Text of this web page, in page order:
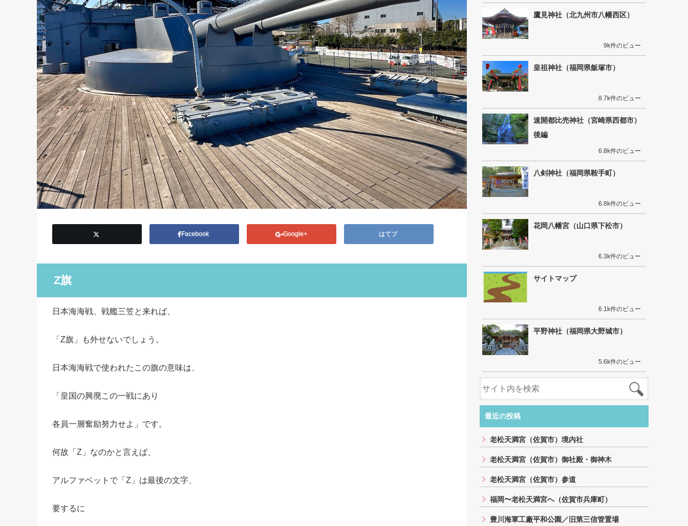
Facebook Google+ はてブ
Z旗
日本海海戦、戦艦三笠と来れば、
「Z旗」も外せないでしょう。
日本海海戦で使われたこの旗の意味は、
「皇国の興廃この一戦にあり
各員一層奮励努力せよ」です。
何故「Z」なのかと言えば、
アルファベットで「Z」は最後の文字、
要するに
鷹見神社（北九州市八幡西区）
9k件のビュー
皇祖神社（福岡県飯塚市）
8.7k件のビュー
速開都比売神社（宮崎県西都市）
後編
6.8k件のビュー
八剣神社（福岡県鞍手町）
6.8k件のビュー
花岡八幡宮（山口県下松市）
6.3k件のビュー
サイトマップ
6.1k件のビュー
平野神社（福岡県大野城市）
5.6k件のビュー
最近の投稿
老松天満宮（佐賀市）境内社
老松天満宮（佐賀市）御社殿・御神木
老松天満宮（佐賀市）参道
福岡〜老松天満宮へ（佐賀市兵庫町）
豊川海軍工廠平和公園／旧第三信管置場